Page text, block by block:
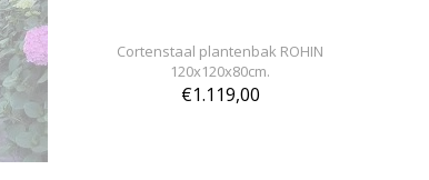
Cortenstaal plantenbak ROHIN
120x120x80cm.
€1.119,00